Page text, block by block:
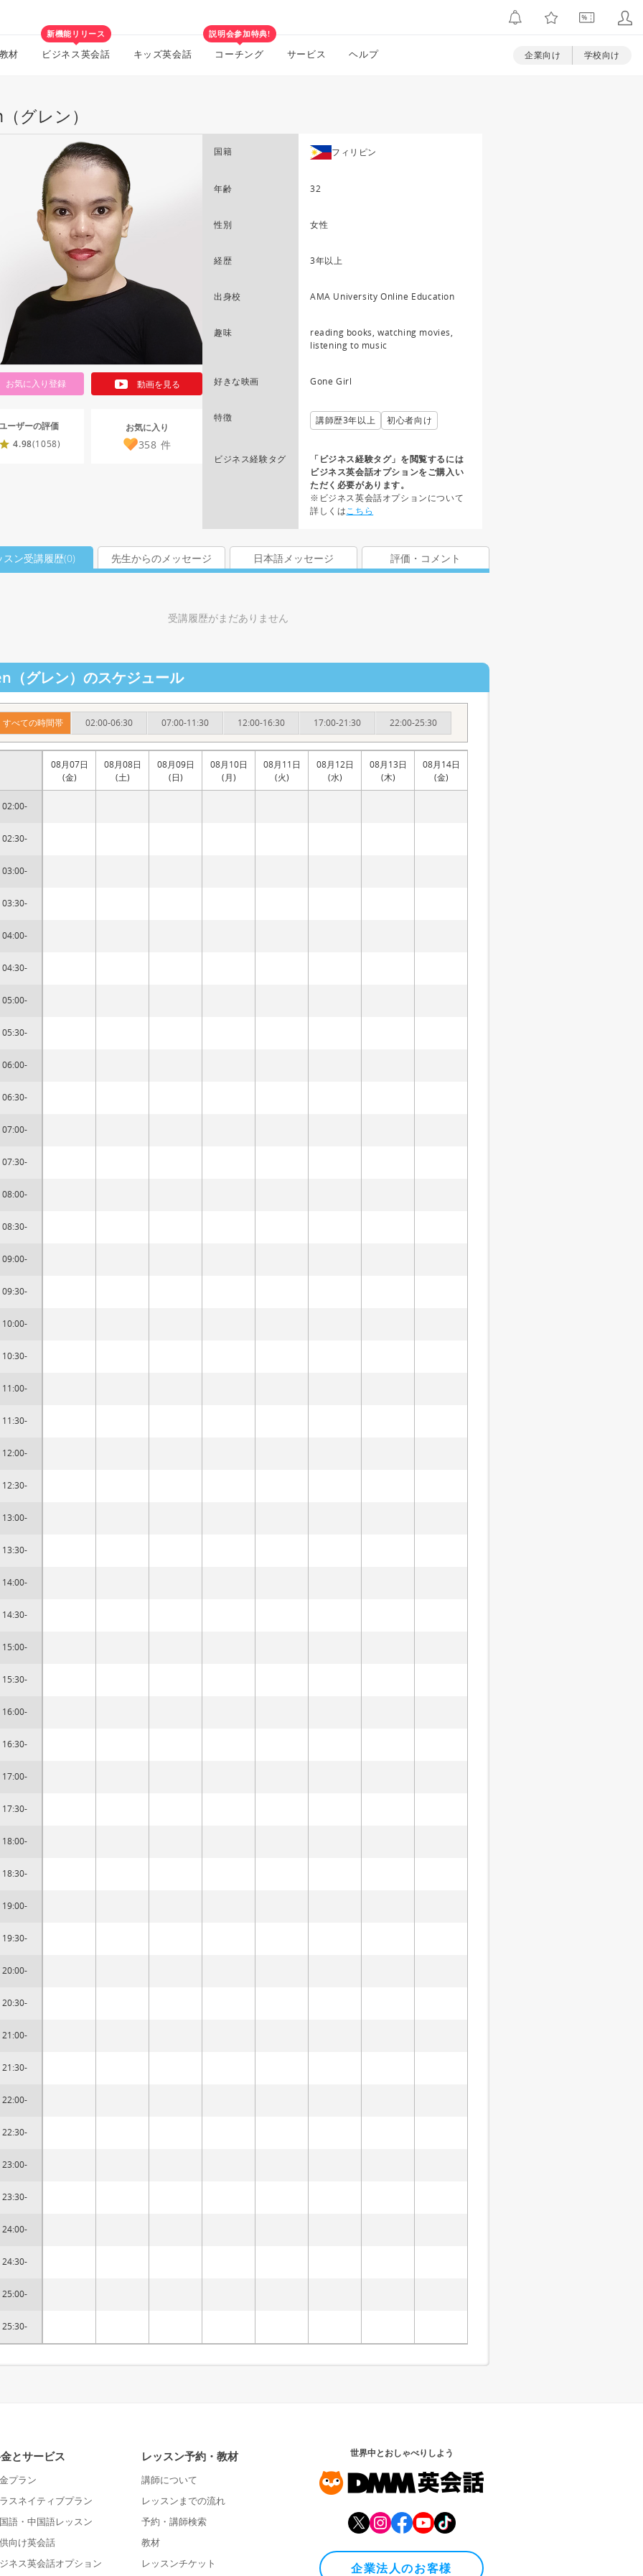
材
新機能リリース
ビジネス英会話 キッズ英会話
説明会参加特典!
コーチング サービス ヘルプ 企業向け 学校向け
グレン）
お気に入り登録 動画を見る
ーザーの評価
4.98(1058)
お気に入り
358 件
国籍 フィリピン
年齢 32
性別 女性
経歴 3年以上
出身校 AMA University Online Education
趣味
reading books, watching movies,
listening to music
好きな映画 Gone Girl
特徴 講師歴3年以上 初心者向け
ビジネス経験タグ
「ビジネス経験タグ」を閲覧するには
ビジネス英会話オプションをご購入い
ただく必要があります。
※ビジネス英会話オプションについて
詳しくはこちら
スン受講履歴(0) 先生からのメッセージ 日本語メッセージ 評価・コメント
受講履歴がまだありません
（グレン）のスケジュール
すべての時間帯 02:00-06:30 07:00-11:30 12:00-16:30 17:00-21:30 22:00-25:30
02:00-
02:30-
03:00-
03:30-
04:00-
04:30-
05:00-
05:30-
06:00-
06:30-
07:00-
07:30-
08:00-
08:30-
09:00-
09:30-
10:00-
10:30-
11:00-
11:30-
12:00-
12:30-
13:00-
13:30-
14:00-
14:30-
15:00-
15:30-
16:00-
16:30-
17:00-
17:30-
18:00-
18:30-
19:00-
19:30-
20:00-
20:30-
21:00-
21:30-
22:00-
22:30-
23:00-
23:30-
24:00-
24:30-
25:00-
25:30-
08月07日
(金)
08月08日
(土)
08月09日
(日)
08月10日
(月)
08月11日
(火)
08月12日
(水)
08月13日
(木)
08月14日
(金)
とサービス
プラン
スネイティブプラン
語・中国語レッスン
向け英会話
ネス英会話オプション
レッスン予約・教材
講師について
レッスンまでの流れ
予約・講師検索
教材
レッスンチケット
世界中とおしゃべりしよう
企業法人のお客様